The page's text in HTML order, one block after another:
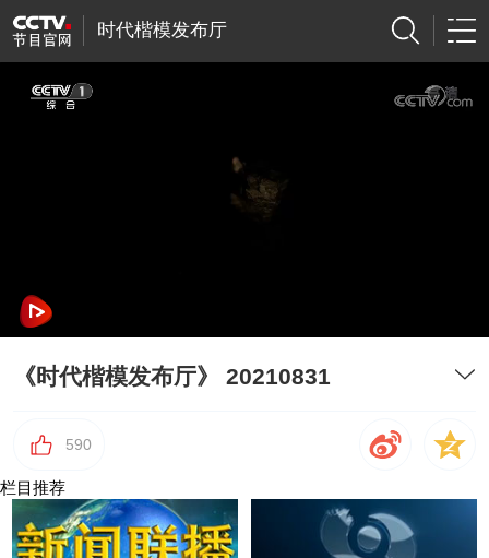
时代楷模发布厅
《时代楷模发布厅》 20210831
590
栏目推荐